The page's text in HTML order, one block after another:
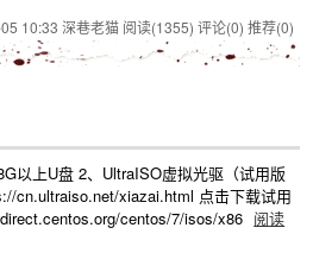
10:33 深巷老猫 阅读(1355) 评论(0) 推荐(0)
以上U盘 2、UltraISO虚拟光驱（试用版
cn.ultraiso.net/xiazai.html 点击下载试用
centos/7/isos/x86 阅读